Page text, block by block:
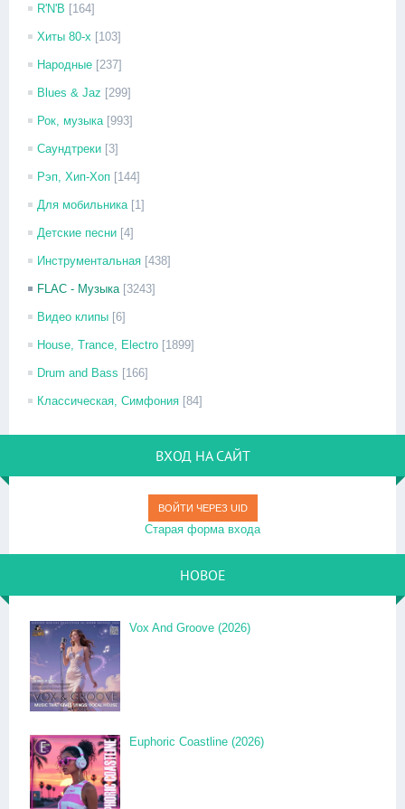
R'N'B [164]
Хиты 80-х [103]
Народные [237]
Blues & Jaz [299]
Рок, музыка [993]
Саундтреки [3]
Рэп, Хип-Хоп [144]
Для мобильника [1]
Детские песни [4]
Инструментальная [438]
FLAC - Музыка [3243]
Видео клипы [6]
House, Trance, Electro [1899]
Drum and Bass [166]
Классическая, Симфония [84]
ВХОД НА САЙТ
ВОЙТИ ЧЕРЕЗ UID
Старая форма входа
НОВОЕ
Vox And Groove (2026)
Euphoric Coastline (2026)